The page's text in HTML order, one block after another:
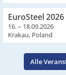
EuroSteel 2026
16. – 18.09.2026
Krakau, Poland
Alle